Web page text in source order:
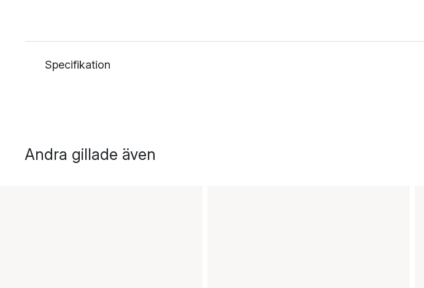
Specifikation
Andra gillade även